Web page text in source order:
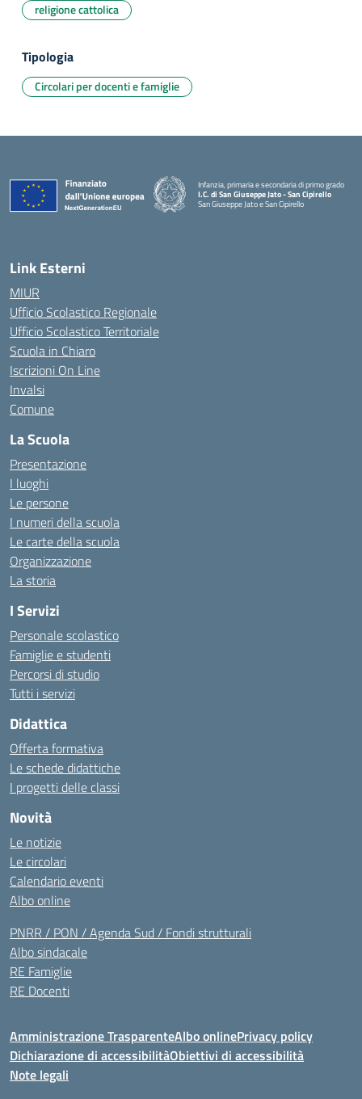
religione cattolica
Tipologia
Circolari per docenti e famiglie
Infanzia, primaria e secondaria di primo grado
I.C. di San Giuseppe Jato - San Cipirello
San Giuseppe Jato e San Cipirello
Link Esterni
MIUR
Ufficio Scolastico Regionale
Ufficio Scolastico Territoriale
Scuola in Chiaro
Iscrizioni On Line
Invalsi
Comune
La Scuola
Presentazione
I luoghi
Le persone
I numeri della scuola
Le carte della scuola
Organizzazione
La storia
I Servizi
Personale scolastico
Famiglie e studenti
Percorsi di studio
Tutti i servizi
Didattica
Offerta formativa
Le schede didattiche
I progetti delle classi
Novità
Le notizie
Le circolari
Calendario eventi
Albo online
PNRR / PON / Agenda Sud / Fondi strutturali
Albo sindacale
RE Famiglie
RE Docenti
Amministrazione TrasparenteAlbo onlinePrivacy policy
Dichiarazione di accessibilitàObiettivi di accessibilità
Note legali